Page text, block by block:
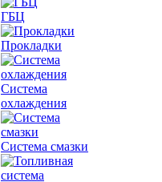
ГБЦ
Прокладки
Система
охлаждения
Система смазки